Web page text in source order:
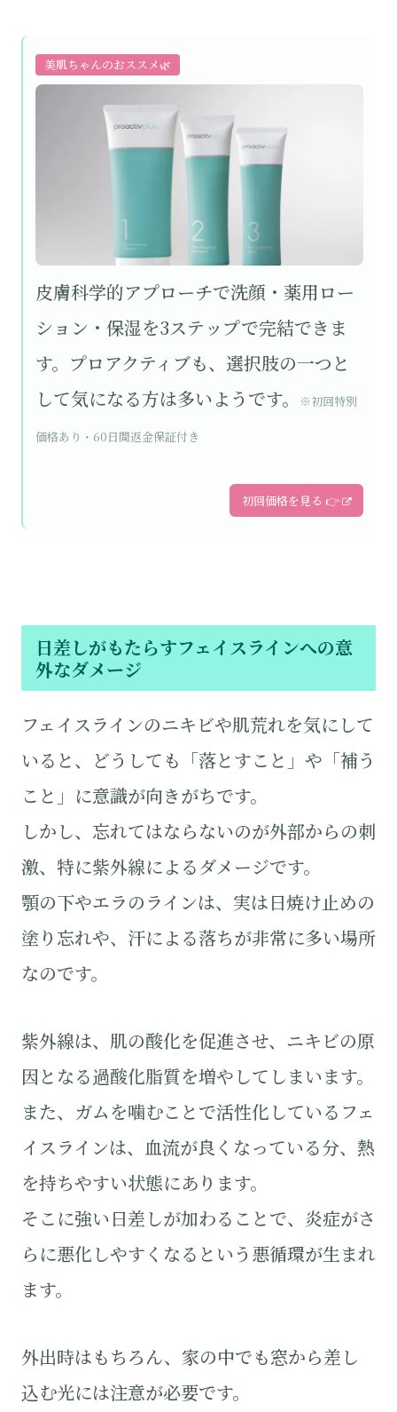
美肌ちゃんのおススメ🌿
皮膚科学的アプローチで洗顔・薬用ロー
ション・保湿を3ステップで完結できま
す。プロアクティブも、選択肢の一つと
して気になる方は多いようです。
※初回特別
価格あり・60日間返金保証付き
初回価格を見る 👉
日差しがもたらすフェイスラインへの意
外なダメージ
フェイスラインのニキビや肌荒れを気にして
いると、どうしても「落とすこと」や「補う
こと」に意識が向きがちです。
しかし、忘れてはならないのが外部からの刺
激、特に紫外線によるダメージです。
顎の下やエラのラインは、実は日焼け止めの
塗り忘れや、汗による落ちが非常に多い場所
なのです。
紫外線は、肌の酸化を促進させ、ニキビの原
因となる過酸化脂質を増やしてしまいます。
また、ガムを噛むことで活性化しているフェ
イスラインは、血流が良くなっている分、熱
を持ちやすい状態にあります。
そこに強い日差しが加わることで、炎症がさ
らに悪化しやすくなるという悪循環が生まれ
ます。
外出時はもちろん、家の中でも窓から差し
込む光には注意が必要です。